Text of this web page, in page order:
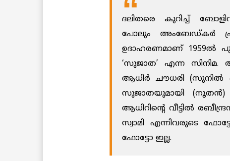
ദലിതരെ കുറിച്ച്
പോലും അംബേഡ്കര്‍
ഉദാഹരണമാണ് 1959ല്‍
‘സുജാത’ എന്ന
ആധിര്‍ ചൗധരി (സുനില്‍
സുജാതയുമായി (നൂതന്‍)
ആധിറിന്റെ വീട്ടില്‍
സ്വാമി എന്നിവരുടെ
ഫോട്ടോ ഇല്ല.